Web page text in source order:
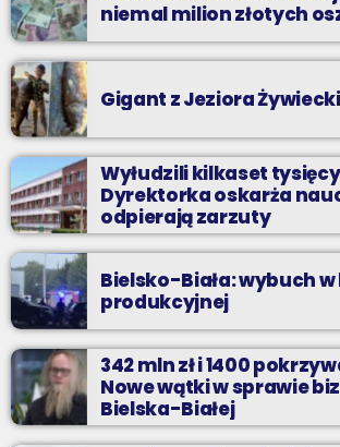
niemal milion złotych
Gigant z Jeziora
Wyłudzili kilkaset
Dyrektorka oskarża
odpierają zarzuty
Bielsko-Biała: wybuch w
produkcyjnej
342 mln zł i 1400
Nowe wątki w sprawie
Bielska-Białej